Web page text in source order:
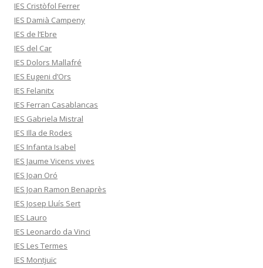
IES Cristòfol Ferrer
IES Damià Campeny
IES de l’Ebre
IES del Car
IES Dolors Mallafré
IES Eugeni d’Ors
IES Felanitx
IES Ferran Casablancas
IES Gabriela Mistral
IES Illa de Rodes
IES Infanta Isabel
IES Jaume Vicens vives
IES Joan Oró
IES Joan Ramon Benaprès
IES Josep Lluís Sert
IES Lauro
IES Leonardo da Vinci
IES Les Termes
IES Montjuïc